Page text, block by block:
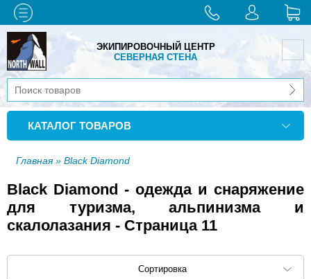
ЭКИПИРОВОЧНЫЙ ЦЕНТР
СЕВЕРНАЯ СТЕНА
КАТАЛОГ ТОВАРОВ
Главная» Black Diamond
Black Diamond - одежда и снаряжение
для туризма, альпинизма и
скалолазания - Страница 11
Сортировка